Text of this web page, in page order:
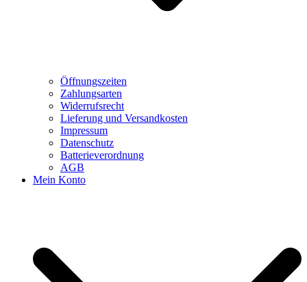
Öffnungszeiten
Zahlungsarten
Widerrufsrecht
Lieferung und Versandkosten
Impressum
Datenschutz
Batterieverordnung
AGB
Mein Konto